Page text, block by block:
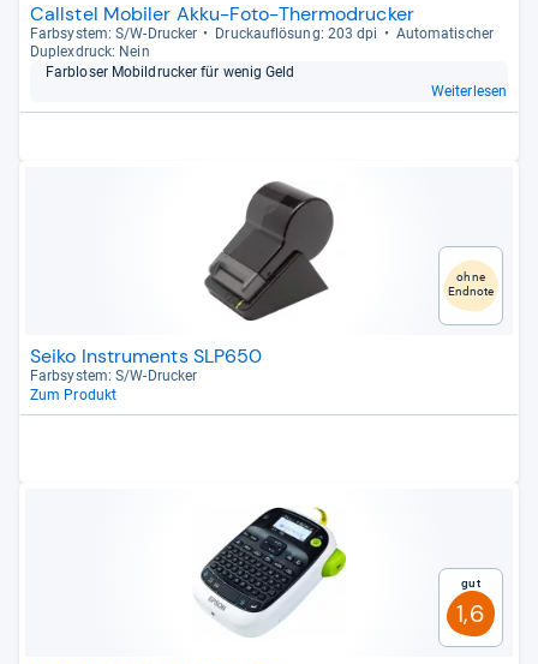
Callstel Mobiler Akku-Foto-Thermodrucker
Farb­sys­tem: S/W-​Dru­cker Druck­auf­lö­sung: 203 dpi
Auto­ma­ti­scher
Duplex­druck: Nein
Farb­lo­ser Mobil­dru­cker für wenig Geld
Weiterlesen
ohne
Endnote
Seiko Instruments SLP650
Farb­sys­tem: S/W-​Dru­cker
Zum Produkt
Gut
1,6